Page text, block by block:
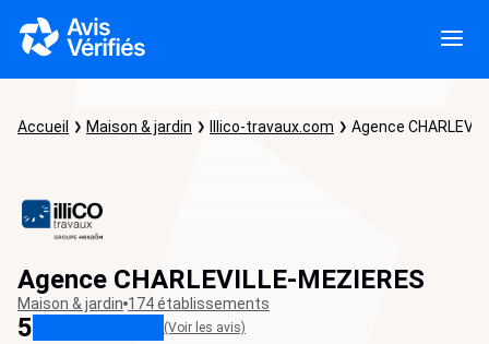
Accueil Maison & jardin Illico-travaux.com Agence
Agence CHARLEVILLE-MEZIERES
Maison & jardin 174 établissements
5 (Voir les avis)